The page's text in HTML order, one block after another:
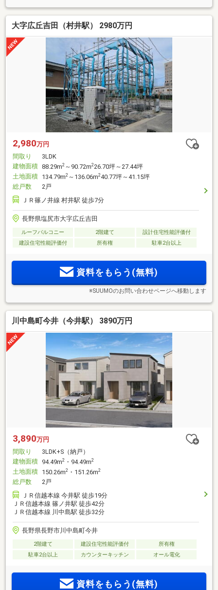
大字広丘吉田（村井駅） 2980万円
2,980万円
間取り
3LDK
建物面積 88.29m2 ～90.72m226.70坪～27.44坪
土地面積 134.79m2 ～136.06m240.77坪～41.15坪
総戸数
2戸
ＪＲ篠ノ井線 村井駅 徒歩7分
長野県塩尻市大字広丘吉田
ルーフバルコニー 2階建て
設計住宅性能評価付
建設住宅性能評価付
所有権 駐車2台以上
資料をもらう(無料)
※SUUMOのお問い合わせページへ移動します
川中島町今井（今井駅） 3890万円
3,890万円
間取り
3LDK+S（納戸）
建物面積 94.49m2 ・94.49m2
土地面積 150.26m2 ・151.26m2
総戸数
2戸
ＪＲ信越本線 今井駅 徒歩19分
ＪＲ信越本線 篠ノ井駅 徒歩42分
ＪＲ信越本線 川中島駅 徒歩32分
長野県長野市川中島町今井
2階建て 建設住宅性能評価付
所有権
駐車2台以上
カウンターキッチン オール電化
資料をもらう(無料)